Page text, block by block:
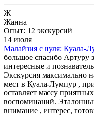
Ж
Жанна
Опыт: 12 экскурсий
14 июля
Малайзия с нуля: Куала-
большое спасибо Артуру
интересные и
Экскурсия максимально
мест в Куала-Лумпур ,
оставляет массу
воспоминаний.
внимание , интерес,